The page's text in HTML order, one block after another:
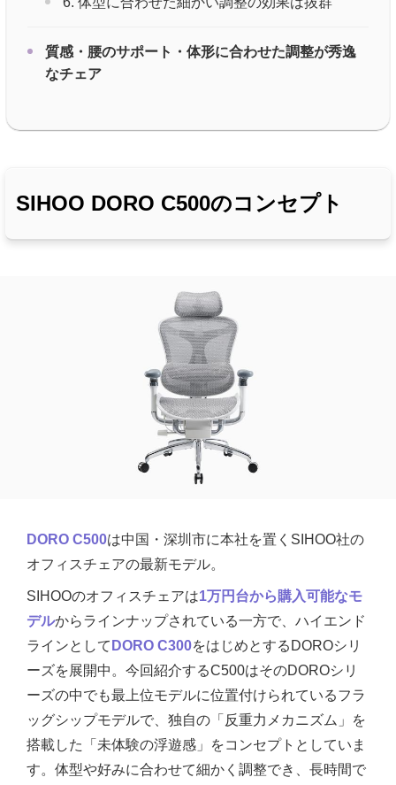
質感・腰のサポート・体形に合わせた調整が秀逸
なチェア
SIHOO DORO C500のコンセプト
DORO C500は中国・深圳市に本社を置くSIHOO社の
オフィスチェアの最新モデル。
SIHOOのオフィスチェアは1万円台から購入可能なモ
デルからラインナップされている一方で、ハイエンド
ラインとして DORO C300をはじめとするDOROシリ
ーズを展開中。今回紹介するC500はそのDOROシリ
ーズの中でも最上位モデルに位置付けられているフラ
ッグシップモデルで、独自の「反重力メカニズム」を
搭載した「未体験の浮遊感」をコンセプトとしていま
す。体型や好みに合わせて細かく調整でき、長時間で